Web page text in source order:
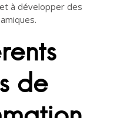
à développer des
de